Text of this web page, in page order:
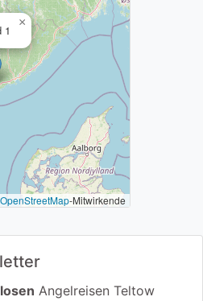
1
×
OpenStreetMap-Mitwirkende
Angelreisen Teltow